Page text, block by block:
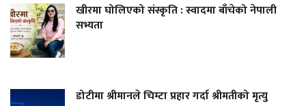
खीरमा घोलिएको संस्कृति : स्वादमा बाँचेको नेपाली
सभ्यता
डोटीमा श्रीमानले चिम्टा प्रहार गर्दा श्रीमतीको मृत्यु